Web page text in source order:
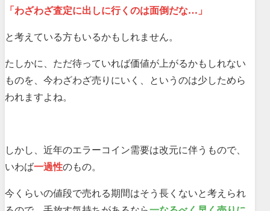
「わざわざ査定に出しに行くのは面倒だな…」
と考えている方もいるかもしれません。
たしかに、ただ待っていれば価値が上がるかもしれない
ものを、今わざわざ売りにいく、というのは少しためら
われますよね。
しかし、近年のエラーコイン需要は改元に伴うもので、
いわば一過性のもの。
今くらいの値段で売れる期間はそう長くないと考えられ